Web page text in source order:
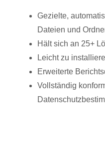
Gezielte,
Dateien und
Hält sich an 25+
Leicht zu
Erweiterte
Vollständig